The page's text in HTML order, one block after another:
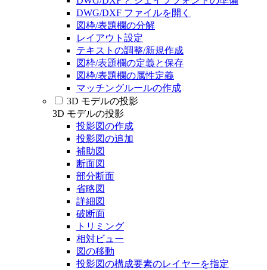
DWG/DXF ファイルを開く
図枠/表題欄の分解
レイアウト設定
テキストの調整/新規作成
図枠/表題欄の定義と保存
図枠/表題欄の属性定義
マッチングルールの作成
3D モデルの投影
3D モデルの投影
投影図の作成
投影図の追加
補助図
断面図
部分断面
省略図
詳細図
破断面
トリミング
相対ビュー
図の移動
投影図の構成要素のレイヤーを指定